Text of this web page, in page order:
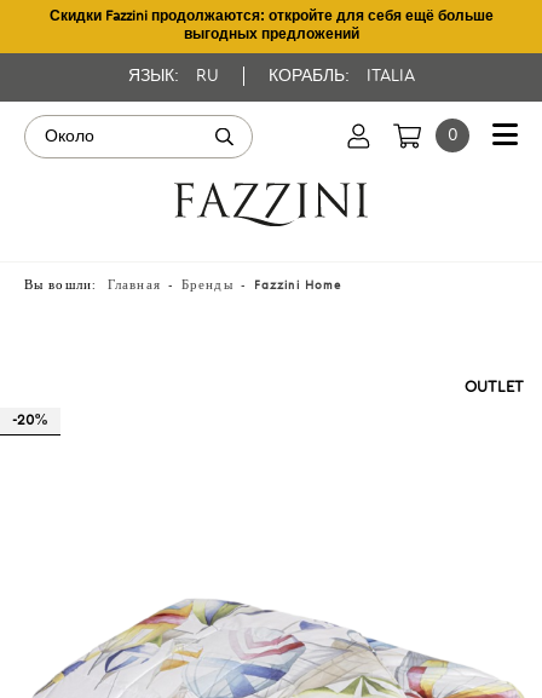
Скидки Fazzini продолжаются: откройте для себя ещё больше
выгодных предложений
ЯЗЫК: RU КОРАБЛЬ: ITALIA
0
Вы вошли: Главная Бренды Fazzini Home
-20%
OUTLET